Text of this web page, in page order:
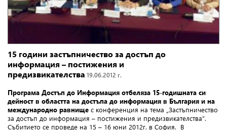
15 години застъпничество за достъп до
информация – постижения и
предизвикателства 19.06.2012 г.
Програма Достъп до Информация отбеляза 15-годишната си
дейност в областта на достъпа до информация в България и на
международно равнище с конференция на тема „Застъпничество
за достъп до информация – постижения и предизвикателства”.
Събитието се проведе на 15 – 16 юни 2012г. в София. В